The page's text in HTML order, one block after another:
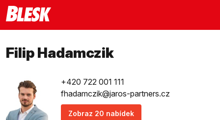
Filip Hadamczik
+420 722 001 111
fhadamczik@jaros-partners.cz
Zobraz 20 nabídek